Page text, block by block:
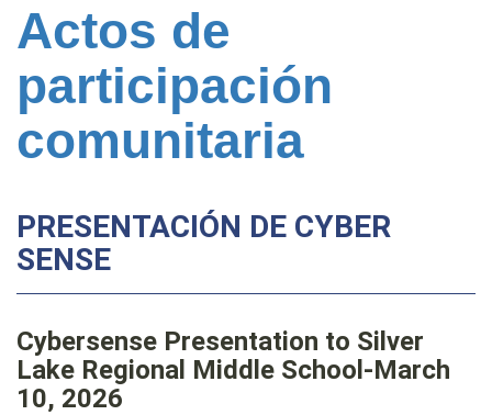
Actos de
participación
comunitaria
PRESENTACIÓN DE CYBER
SENSE
Cybersense Presentation to Silver
Lake Regional Middle School-March
10, 2026